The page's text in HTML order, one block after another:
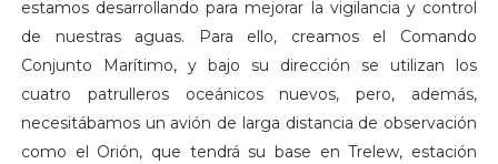
estamos desarrollando para mejorar la vigilancia y control
de nuestras aguas. Para ello, creamos el Comando
Conjunto Marítimo, y bajo su dirección se utilizan los
cuatro patrulleros oceánicos nuevos, pero, además,
necesitábamos un avión de larga distancia de observación
como el Orión, que tendrá su base en Trelew, estación